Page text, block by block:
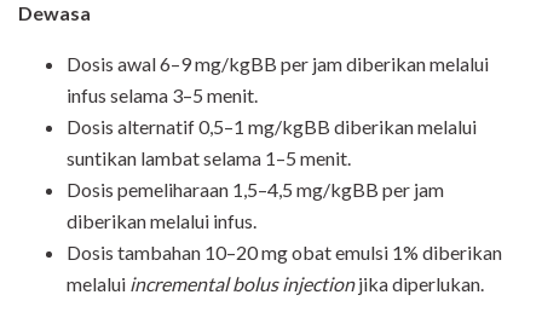
Dewasa
Dosis awal 6–9 mg/kgBB per jam diberikan melalui
infus selama 3–5 menit.
Dosis alternatif 0,5–1 mg/kgBB diberikan melalui
suntikan lambat selama 1–5 menit.
Dosis pemeliharaan 1,5–4,5 mg/kgBB per jam
diberikan melalui infus.
Dosis tambahan 10–20 mg obat emulsi 1% diberikan
melalui incremental bolus injectionjika diperlukan.